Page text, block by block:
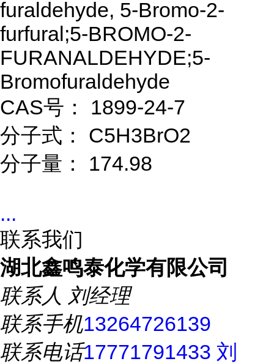
furaldehyde, 5-Bromo-2-
furfural;5-BROMO-2-
FURANALDEHYDE;5-
Bromofuraldehyde
CAS号： 1899-24-7
分子式： C5H3BrO2
分子量： 174.98
...
联系我们
湖北鑫鸣泰化学有限公司
联系人 刘经理
联系手机13264726139
联系电话17771791433 刘